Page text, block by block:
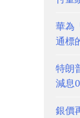
華為
通標
特朗
減息
銀價